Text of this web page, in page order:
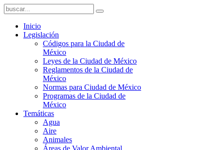
Inicio
Legislación
Códigos para la Ciudad de
México
Leyes de la Ciudad de México
Reglamentos de la Ciudad de
México
Normas para Ciudad de México
Programas de la Ciudad de
México
Temáticas
Agua
Aire
Animales
Áreas de Valor Ambiental